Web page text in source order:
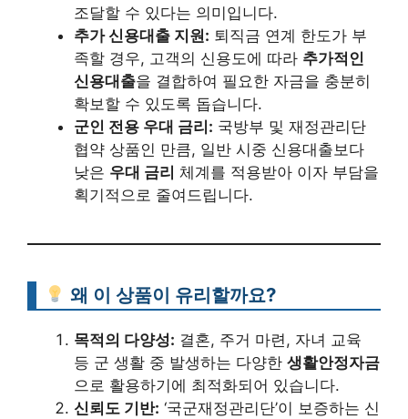
조달할 수 있다는 의미입니다.
추가 신용대출 지원: 퇴직금 연계 한도가 부
족할 경우, 고객의 신용도에 따라 추가적인
신용대출을 결합하여 필요한 자금을 충분히
확보할 수 있도록 돕습니다.
군인 전용 우대 금리: 국방부 및 재정관리단
협약 상품인 만큼, 일반 시중 신용대출보다
낮은 우대 금리 체계를 적용받아 이자 부담을
획기적으로 줄여드립니다.
왜 이 상품이 유리할까요?
목적의 다양성: 결혼, 주거 마련, 자녀 교육
등 군 생활 중 발생하는 다양한 생활안정자금
으로 활용하기에 최적화되어 있습니다.
신뢰도 기반: ‘국군재정관리단’이 보증하는 신